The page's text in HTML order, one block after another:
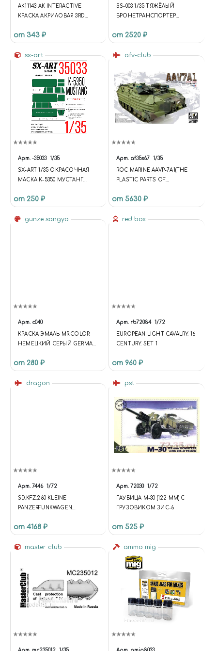
AK11143 AK INTERACTIVE
КРАСКА АКРИЛОВАЯ 3RD
17ML / МЯТНО-ЗЕЛЕНЫЙ
от 343 ₽
SS-003 1/35 ТЯЖЁЛЫЙ
БРОНЕТРАНСПОРТЕР
от 2520 ₽
sx-art
Арт. -35033 1/35
SX-ART 1/35 ОКРАСОЧНАЯ
МАСКА К-5350 МУСТАНГ
от 250 ₽
afv-club
Арт. af35s67 1/35
ROC MARINE AAVP-7A1(THE
PLASTIC PARTS OF
BOSS)
от 5630 ₽
gunze sangyo
Арт. c040
КРАСКА ЭМАЛЬ MR.COLOR
НЕМЕЦКИЙ СЕРЫЙ GERMAN
от 280 ₽
red box
Арт. rb72084 1/72
EUROPEAN LIGHT CAVALRY. 16
CENTURY. SET 1
от 960 ₽
dragon
Арт. 7446 1/72
SD.KFZ.260 KLEINE
PANZERFUNKWAGEN
ЛЁГКИЙ
БРОНЕАВТОМОБИЛЬ
РАДИОСВЯЗИ)
от 4168 ₽
pst
Арт. 72030 1/72
ГАУБИЦА M-30 (122 MM) С
ГРУЗОВИКОМ ЗИС-6
от 525 ₽
master club ammo mig